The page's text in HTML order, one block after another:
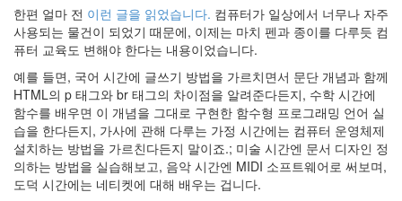
한편 얼마 전 이런 글을 읽었습니다. 컴퓨터가 일상에서 너무나 자주
사용되는 물건이 되었기 때문에, 이제는 마치 펜과 종이를 다루듯 컴
퓨터 교육도 변해야 한다는 내용이었습니다.
예를 들면, 국어 시간에 글쓰기 방법을 가르치면서 문단 개념과 함께
HTML의 p 태그와 br 태그의 차이점을 알려준다든지, 수학 시간에
함수를 배우면 이 개념을 그대로 구현한 함수형 프로그래밍 언어 실
습을 한다든지, 가사에 관해 다루는 가정 시간에는 컴퓨터 운영체제
설치하는 방법을 가르친다든지 말이죠.; 미술 시간엔 문서 디자인 정
의하는 방법을 실습해보고, 음악 시간엔 MIDI 소프트웨어로 써보며,
도덕 시간에는 네티켓에 대해 배우는 겁니다.
정
성
오
소
스
DOS
구
글
트